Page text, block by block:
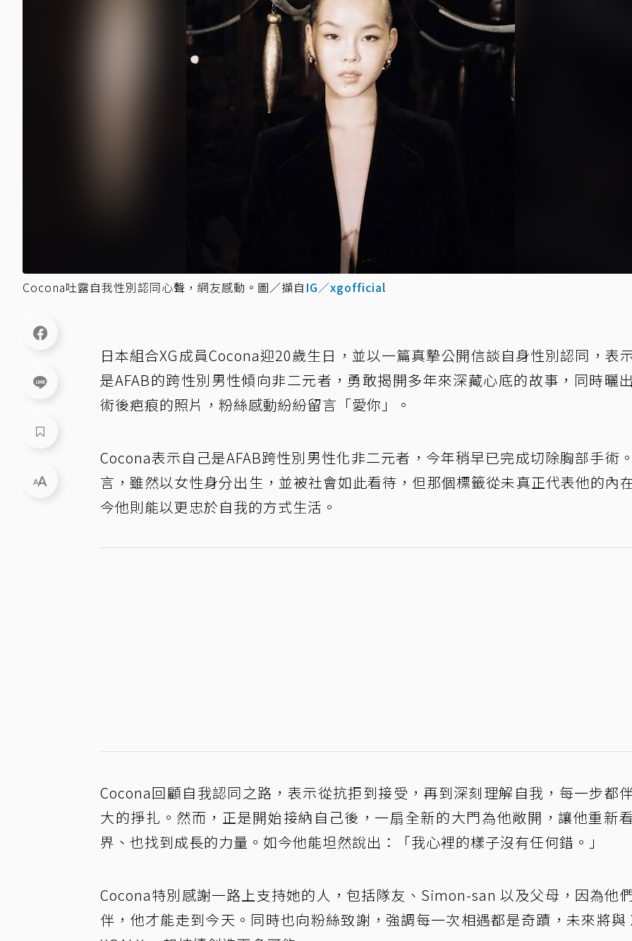
Cocona吐露自我性別認同心聲，網友感動。圖／擷自 IG／xgofficial
日本組合XG成員Cocona迎20歲生日，並以一篇真摯公開信談自身性別認同，表
是AFAB的跨性別男性傾向非二元者，勇敢揭開多年來深藏心底的故事，同時曬
術後疤痕的照片，粉絲感動紛紛留言「愛你」。
Cocona表示自己是AFAB跨性別男性化非二元者，今年稍早已完成切除胸部手術
言，雖然以女性身分出生，並被社會如此看待，但那個標籤從未真正代表他的內
今他則能以更忠於自我的方式生活。
Cocona回顧自我認同之路，表示從抗拒到接受，再到深刻理解自我，每一步都
大的掙扎。然而，正是開始接納自己後，一扇全新的大門為他敞開，讓他重新
界、也找到成長的力量。如今他能坦然說出：「我心裡的樣子沒有任何錯。」
Cocona特別感謝一路上支持她的人，包括隊友、Simon-san 以及父母，因為他
伴，他才能走到今天。同時也向粉絲致謝，強調每一次相遇都是奇蹟，未來將與